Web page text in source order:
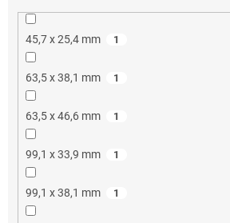
45,7 x 25,4 mm 1
63,5 x 38,1 mm 1
63,5 x 46,6 mm 1
99,1 x 33,9 mm 1
99,1 x 38,1 mm 1